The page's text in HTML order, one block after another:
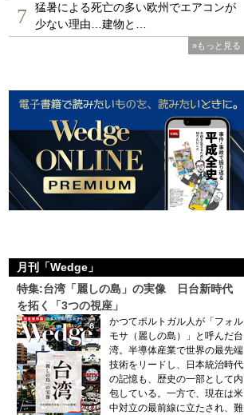
7
猛暑による死亡の多い欧州でエアコンが
少ない理由…建物と…
»もっと見る
月刊「Wedge」
特集:台湾「麗しの島」の実像 日台新時代
を拓く「3つの視座」
かつてポルトガル人が「フォル
モサ（麗しの島）」と呼んだ台
湾。半導体産業で世界の最先端
技術をリードし、日本統治時代
の記憶も、歴史の一部として内
包している。一方で、現在は米
中対立の最前線に立たされ、難